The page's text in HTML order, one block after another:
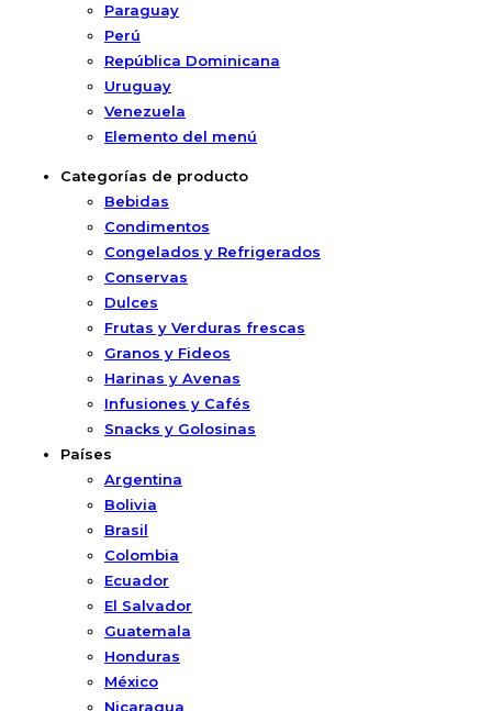
Paraguay
Perú
República Dominicana
Uruguay
Venezuela
Elemento del menú
Categorías de producto
Bebidas
Condimentos
Congelados y Refrigerados
Conservas
Dulces
Frutas y Verduras frescas
Granos y Fideos
Harinas y Avenas
Infusiones y Cafés
Snacks y Golosinas
Países
Argentina
Bolivia
Brasil
Colombia
Ecuador
El Salvador
Guatemala
Honduras
México
Nicaragua